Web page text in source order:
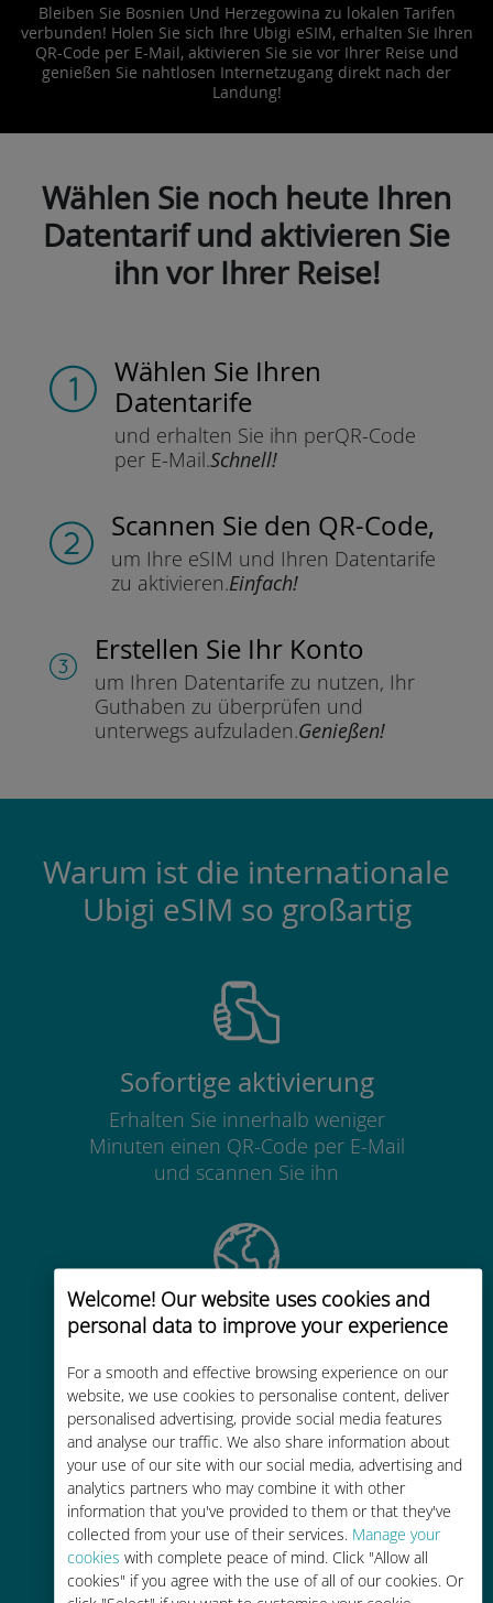
Welcome! Our website uses cookies and
personal data to improve your experience
For a smooth and effective browsing experience on our
website, we use cookies to personalise content, deliver
personalised advertising, provide social media features
and analyse our traffic. We also share information about
your use of our site with our social media, advertising and
analytics partners who may combine it with other
information that you've provided to them or that they've
collected from your use of their services. Manage your
cookies with complete peace of mind. Click "Allow all
cookies" if you agree with the use of all of our cookies. Or
Bleiben Sie Bosnien Und Herzegowina zu lokalen Tarifen
verbunden! Holen Sie sich Ihre Ubigi eSIM, erhalten Sie Ihren
QR-Code per E-Mail, aktivieren Sie sie vor Ihrer Reise und
genießen Sie nahtlosen Internetzugang direkt nach der
Landung!
Wählen Sie noch heute Ihren
Datentarif und aktivieren Sie
ihn vor Ihrer Reise!
Wählen Sie Ihren
Datentarife
und erhalten Sie ihn perQR-Code
per E-Mail.Schnell!
Scannen Sie den QR-Code,
um Ihre eSIM und Ihren Datentarife
zu aktivieren.Einfach!
Erstellen Sie Ihr Konto
um Ihren Datentarife zu nutzen, Ihr
Guthaben zu überprüfen und
unterwegs aufzuladen.Genießen!
Warum ist die internationale
Ubigi eSIM so großartig
Sofortige aktivierung
Erhalten Sie innerhalb weniger
Minuten einen QR-Code per E-Mail
und scannen Sie ihn
Weltweit
Weltweite hochwertige
Mobilfunkkonnektivität in über 200
Reiseziele
Kostengünstig